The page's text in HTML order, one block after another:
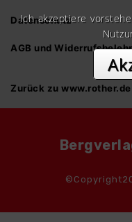
Datenschutz
AGB und
Zurück zu www.rother.de
Ich akzeptiere